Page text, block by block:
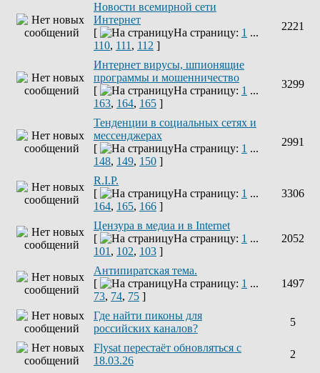
Новости всемирной сети
Интернет
[
На страницу: 1 ...
110, 111 , 112 ]
2221
Интернет вирусы, шпионящие
программы и мошенничество
[
На страницу: 1 ...
163, 164, 165 ]
3299
Тенденции в социальных сетях и
мессенджерах
[
На страницу: 1 ...
148, 149, 150 ]
2991
R.I.P.
[
На страницу: 1 ...
164, 165, 166 ]
3306
Цензура в медиа и в Internet
[
На страницу: 1 ...
101 , 102, 103 ]
2052
Антипиратская тема.
[
На страницу: 1 ...
73, 74, 75 ]
1497
Где найти пиконы для
российских каналов?
5
Flysat перестаёт обновляться с
18.03.26
2